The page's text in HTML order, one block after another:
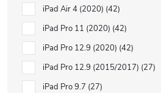
iPad Air 4 (2020) 42
iPad Pro 11 (2020) 42
iPad Pro 12.9 (2020) 42
iPad Pro 12.9 (2015/2017) 27
iPad Pro 9.7 27